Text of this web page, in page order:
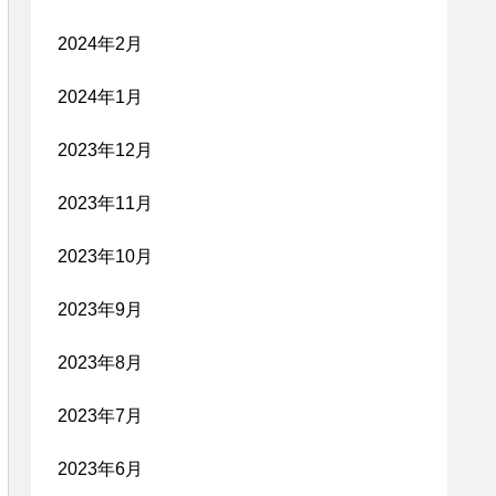
2024年2月
2024年1月
2023年12月
2023年11月
2023年10月
2023年9月
2023年8月
2023年7月
2023年6月